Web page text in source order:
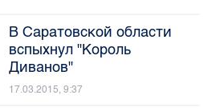
В Саратовской области
вспыхнул "Король
Диванов"
17.03.2015, 9:37